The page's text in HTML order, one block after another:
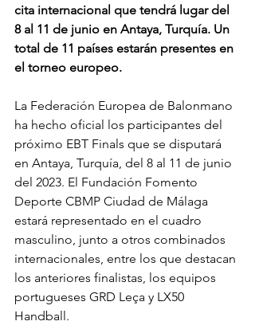
cita internacional que tendrá lugar del
8 al 11 de junio en Antaya, Turquía. Un
total de 11 países estarán presentes en
el torneo europeo.
La Federación Europea de Balonmano
ha hecho oficial los participantes del
próximo EBT Finals que se disputará
en Antaya, Turquía, del 8 al 11 de junio
del 2023. El Fundación Fomento
Deporte CBMP Ciudad de Málaga
estará representado en el cuadro
masculino, junto a otros combinados
internacionales, entre los que destacan
los anteriores finalistas, los equipos
portugueses GRD Leça y LX50
Handball.